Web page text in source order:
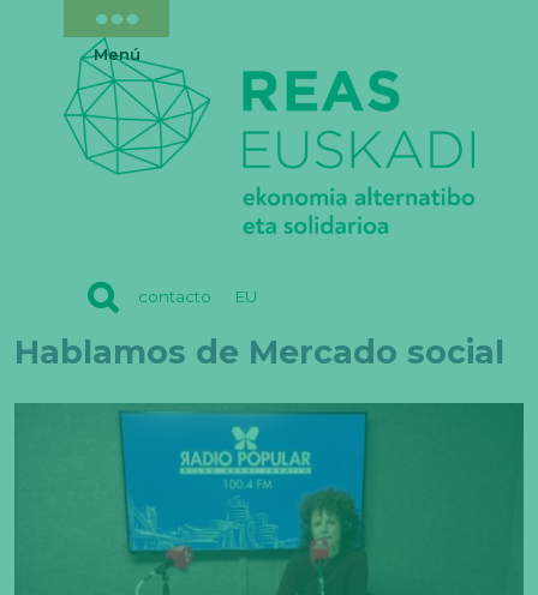
contacto EU
Menú
Hablamos de Mercado social